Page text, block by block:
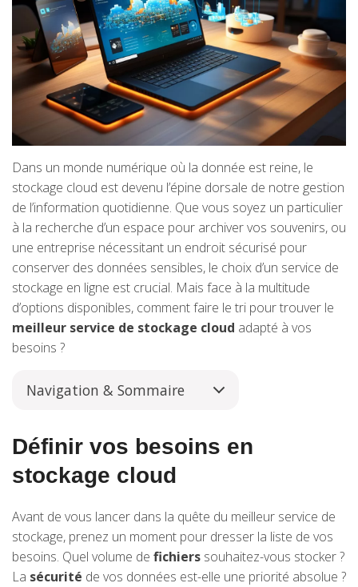
Dans un monde numérique où la donnée est reine, le
stockage cloud est devenu l’épine dorsale de notre gestion
de l’information quotidienne. Que vous soyez un particulier
à la recherche d’un espace pour archiver vos souvenirs, ou
une entreprise nécessitant un endroit sécurisé pour
conserver des données sensibles, le choix d’un service de
stockage en ligne est crucial. Mais face à la multitude
d’options disponibles, comment faire le tri pour trouver le
meilleur service de stockage cloud adapté à vos
besoins ?
Navigation & Sommaire
Définir vos besoins en
stockage cloud
Avant de vous lancer dans la quête du meilleur service de
stockage, prenez un moment pour dresser la liste de vos
besoins. Quel volume de fichiers souhaitez-vous stocker ?
La sécurité de vos données est-elle une priorité absolue ?